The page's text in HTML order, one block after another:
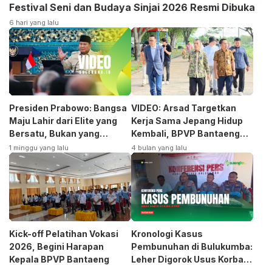
Festival Seni dan Budaya Sinjai 2026 Resmi Dibuka
6 hari yang lalu
Presiden Prabowo: Bangsa
Maju Lahir dari Elite yang
Bersatu, Bukan yang
Terpecah
1 minggu yang lalu
VIDEO: Arsad Targetkan
Kerja Sama Jepang Hidup
Kembali, BPVP Bantaeng
Siap Bangkitkan Jurusan
Otomotif
4 bulan yang lalu
Kick-off Pelatihan Vokasi
2026, Begini Harapan
Kepala BPVP Bantaeng
Kronologi Kasus
Pembunuhan di Bulukumba:
Leher Digorok Usus Korban